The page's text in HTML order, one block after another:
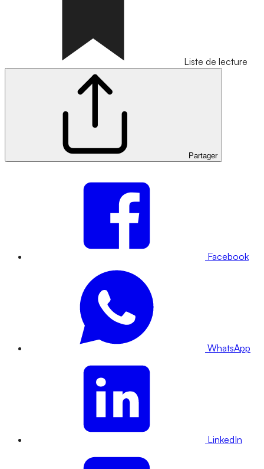
Liste de lecture
Partager
Facebook
WhatsApp
LinkedIn